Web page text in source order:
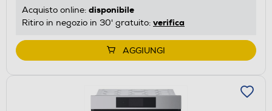
Acquisto online: disponibile
Ritiro in negozio in 30' gratuito: verifica
AGGIUNGI